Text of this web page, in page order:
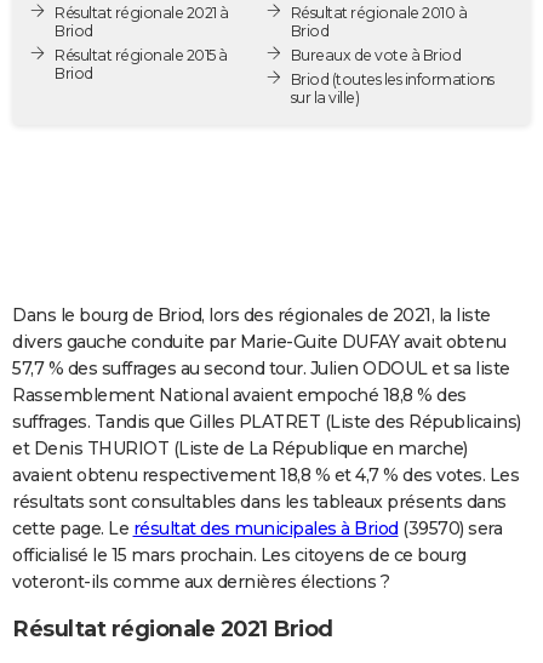
Destinations
City break
Voyage nature
Voyage de noces
Forum
PHOTO
GUIDES D'ACHAT
COPAINS D'AVANT
S'inscrire
Se connecter
Lycées
Collèges
Primaires
Universités
Entreprises
Service militaire
Avis de recherche
AVIS DE DÉCÈS
FORUM
Bricolage
Lifestyle
Culture
Sport
Auto
Television
Voyage
Cinema
Résultat régionale 2021 à
Briod
Résultat régionale 2015 à
Briod
Résultat régionale 2010 à
Briod
Bureaux de vote à Briod
Briod (toutes les informations
sur la ville)
Dans le bourg de Briod, lors des régionales de 2021, la liste
divers gauche conduite par Marie-Guite DUFAY avait obtenu
57,7 % des suffrages au second tour. Julien ODOUL et sa liste
Rassemblement National avaient empoché 18,8 % des
suffrages. Tandis que Gilles PLATRET (Liste des Républicains)
et Denis THURIOT (Liste de La République en marche)
avaient obtenu respectivement 18,8 % et 4,7 % des votes. Les
résultats sont consultables dans les tableaux présents dans
cette page. Le résultat des municipales à Briod (39570) sera
officialisé le 15 mars prochain. Les citoyens de ce bourg
voteront-ils comme aux dernières élections ?
Résultat régionale 2021 Briod